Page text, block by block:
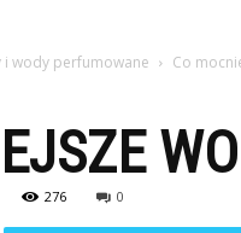
i wody perfumowane Co
276 0